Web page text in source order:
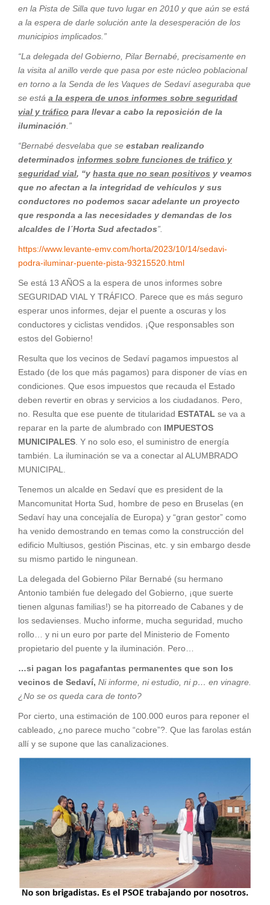
en la Pista de Silla que tuvo lugar en 2010 y que aún se está
a la espera de darle solución ante la desesperación de los
municipios implicados.”
“La delegada del Gobierno, Pilar Bernabé, precisamente en
la visita al anillo verde que pasa por este núcleo poblacional
en torno a la Senda de les Vaques de Sedaví aseguraba que
se está a la espera de unos informes sobre seguridad
vial y tráfico para llevar a cabo la reposición de la
iluminación .”
“Bernabé desvelaba que se estaban realizando
determinados informes sobre funciones de tráfico y
seguridad vial, “y hasta que no sean positivos y veamos
que no afectan a la integridad de vehículos y sus
conductores no podemos sacar adelante un proyecto
que responda a las necesidades y demandas de los
alcaldes de l´Horta Sud afectados”.
https://www.levante-emv.com/horta/2023/10/14/sedavi-
podra-iluminar-puente-pista-93215520.html
Se está 13 AÑOS a la espera de unos informes sobre
SEGURIDAD VIAL Y TRÁFICO. Parece que es más seguro
esperar unos informes, dejar el puente a oscuras y los
conductores y ciclistas vendidos. ¡Que responsables son
estos del Gobierno!
Resulta que los vecinos de Sedaví pagamos impuestos al
Estado (de los que más pagamos) para disponer de vías en
condiciones. Que esos impuestos que recauda el Estado
deben revertir en obras y servicios a los ciudadanos. Pero,
no. Resulta que ese puente de titularidad ESTATAL se va a
reparar en la parte de alumbrado con IMPUESTOS
MUNICIPALES . Y no solo eso, el suministro de energía
también. La iluminación se va a conectar al ALUMBRADO
MUNICIPAL.
Tenemos un alcalde en Sedaví que es president de la
Mancomunitat Horta Sud, hombre de peso en Bruselas (en
Sedaví hay una concejalía de Europa) y “gran gestor” como
ha venido demostrando en temas como la construcción del
edificio Multiusos, gestión Piscinas, etc. y sin embargo desde
su mismo partido le ningunean.
La delegada del Gobierno Pilar Bernabé (su hermano
Antonio también fue delegado del Gobierno, ¡que suerte
tienen algunas familias!) se ha pitorreado de Cabanes y de
los sedavienses. Mucho informe, mucha seguridad, mucho
rollo… y ni un euro por parte del Ministerio de Fomento
propietario del puente y la iluminación. Pero…
…si pagan los pagafantas permanentes que son los
vecinos de Sedaví, Ni informe, ni estudio, ni p… en vinagre.
¿No se os queda cara de tonto?
Por cierto, una estimación de 100.000 euros para reponer el
cableado, ¿no parece mucho “cobre”?. Que las farolas están
allí y se supone que las canalizaciones.